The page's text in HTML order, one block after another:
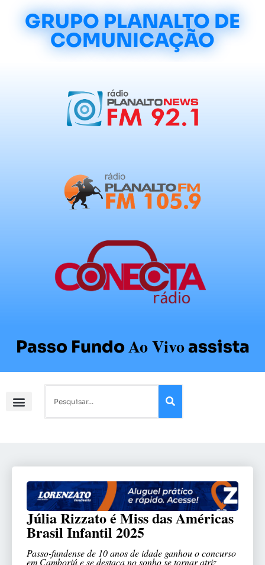
GRUPO PLANALTO DE
COMUNICAÇÃO
Passo FundoAo Vivoassista
Júlia Rizzato é Miss das Américas
Brasil Infantil 2025
Passo-fundense de 10 anos de idade ganhou o concurso
em Camboriú e se destaca no sonho se tornar atriz